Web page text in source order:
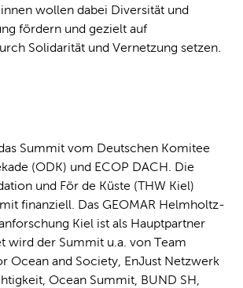
wollen dabei Diversität und
fördern und gezielt auf
Solidarität und Vernetzung setzen.
Summit vom Deutschen Komitee
(ODK) und ECOP DACH. Die
und För de Küste (THW Kiel)
finanziell. Das GEOMAR Helmholtz-
Kiel ist als Hauptpartner
wird der Summit u.a. von Team
Ocean and Society, EnJust Netzwerk
Ocean Summit, BUND SH,